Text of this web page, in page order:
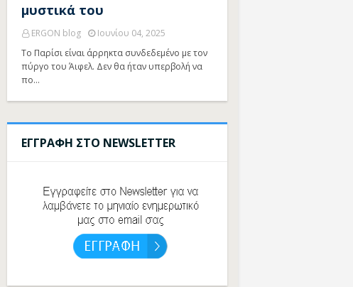
μυστικά του
ERGON blog
Ιουνίου 04, 2025
Το Παρίσι είναι άρρηκτα συνδεδεμένο με τον
πύργο του Άιφελ. Δεν θα ήταν υπερβολή να
πο…
ΕΓΓΡΑΦΗ ΣΤΟ NEWSLETTER